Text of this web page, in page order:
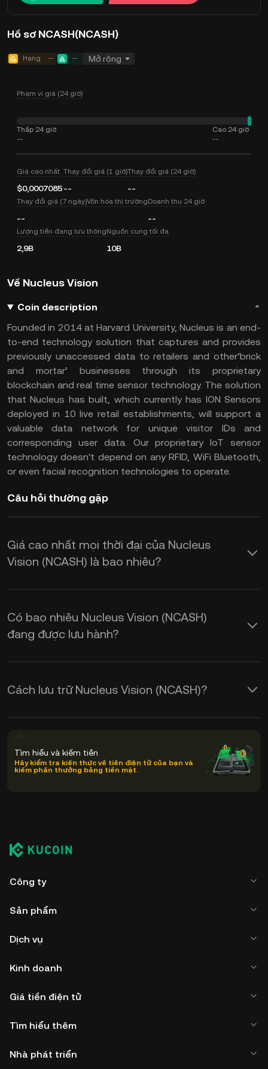
Hồ sơ NCASH(NCASH)
Hạng -- -- Mở rộng
Phạm vi giá (24 giờ)
Thấp 24 giờ
--
Cao 24 giờ
--
Giá cao nhất
$0,0007085
Thay đổi giá (1 giờ)
--
Thay đổi giá (24 giờ)
--
Thay đổi giá (7 ngày)
--
Vốn hóa thị trườngDoanh thu 24 giờ
--
Lượng tiền đang lưu thông
2,9B
Nguồn cung tối đa
10B
Về Nucleus Vision
Coin description
Founded in 2014 at Harvard University, Nucleus is an end-
to-end technology solution that captures and provides
previously unaccessed data to retailers and other‘brick
and mortar’ businesses through its proprietary
blockchain and real time sensor technology. The solution
that Nucleus has built, which currently has ION Sensors
deployed in 10 live retail establishments, will support a
valuable data network for unique visitor IDs and
corresponding user data. Our proprietary IoT sensor
technology doesn't depend on any RFID, WiFi Bluetooth,
or even facial recognition technologies to operate.
Câu hỏi thường gặp
Giá cao nhất mọi thời đại của Nucleus
Vision (NCASH) là bao nhiêu?
Có bao nhiêu Nucleus Vision (NCASH)
đang được lưu hành?
Cách lưu trữ Nucleus Vision (NCASH)?
Tìm hiểu và kiếm tiền
Hãy kiểm tra kiến thức về tiền điện tử của bạn và
kiếm phần thưởng bằng tiền mặt.
Công ty
Sản phẩm
Dịch vụ
Kinh doanh
Giá tiền điện tử
Tìm hiểu thêm
Nhà phát triển